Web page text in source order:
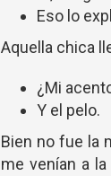
Eso lo
Aquella chica
¿Mi
Y el pelo.
Bien no fue la
me venían a